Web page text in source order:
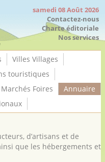
samedi 08 Août 2026
Contactez-nous
Charte éditoriale
Nos services
Villes Villages
touristiques
Marchés Foires
Annuaire
d’artisans et de
que les hébergements et